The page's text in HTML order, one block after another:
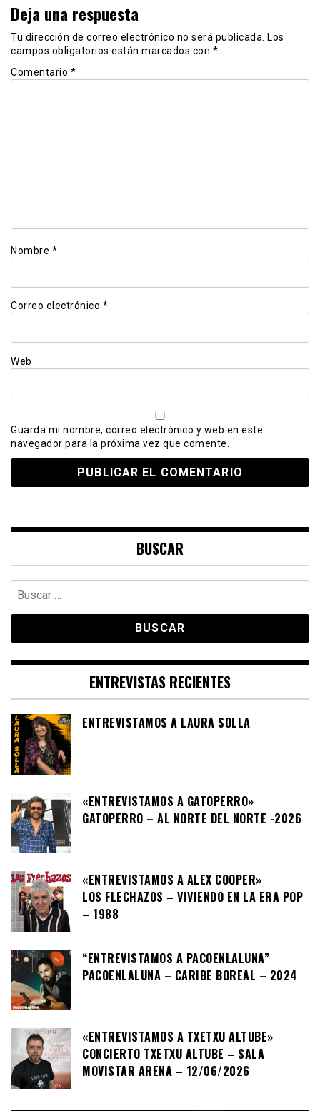
Deja una respuesta
Tu dirección de correo electrónico no será publicada.
Los
campos obligatorios están marcados con *
Comentario *
Nombre *
Correo electrónico *
Web
Guarda mi nombre, correo electrónico y web en este
navegador para la próxima vez que comente.
BUSCAR
Buscar:
ENTREVISTAS RECIENTES
ENTREVISTAMOS A LAURA SOLLA
«ENTREVISTAMOS A GATOPERRO»
GATOPERRO – AL NORTE DEL NORTE -2026
«ENTREVISTAMOS A ALEX COOPER»
LOS FLECHAZOS – VIVIENDO EN LA ERA POP
– 1988
“ENTREVISTAMOS A PACOENLALUNA”
PACOENLALUNA – CARIBE BOREAL – 2024
«ENTREVISTAMOS A TXETXU ALTUBE»
CONCIERTO TXETXU ALTUBE – SALA
MOVISTAR ARENA – 12/06/2026